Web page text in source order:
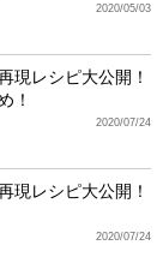
2020/05/03
現レシピ大公開！
！
2020/07/24
現レシピ大公開！
2020/07/24